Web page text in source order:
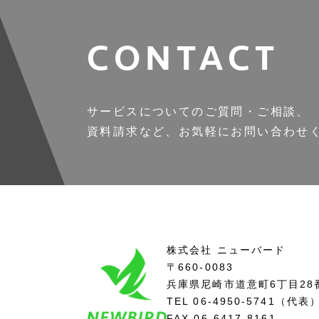
CONTACT
サービスについてのご質問・ご相談、
資料請求など、お気軽にお問い合わせ
株式会社 ニューバード
〒660-0083
兵庫県尼崎市道意町6丁目 28
TEL06-4950-5741
（代表）